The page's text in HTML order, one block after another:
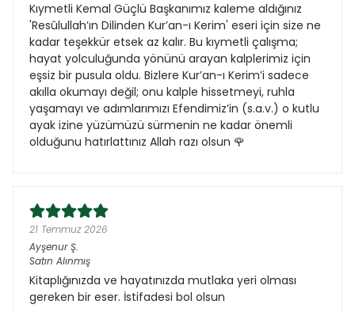
Kıymetli Kemal Güçlü Başkanımız kaleme aldığınız
'Resûlullah’ın Dilinden Kur’an-ı Kerim' eseri için size ne
kadar teşekkür etsek az kalır. Bu kıymetli çalışma;
hayat yolculuğunda yönünü arayan kalplerimiz için
eşsiz bir pusula oldu. Bizlere Kur’an-ı Kerim’i sadece
akılla okumayı değil; onu kalple hissetmeyi, ruhla
yaşamayı ve adımlarımızı Efendimiz’in (s.a.v.) o kutlu
ayak izine yüzümüzü sürmenin ne kadar önemli
olduğunu hatırlattınız Allah razı olsun 🌹
21 Temmuz 2026
Ayşenur Ş.
Satın Alınmış
Kitaplığınızda ve hayatınızda mutlaka yeri olması
gereken bir eser. İstifadesi bol olsun